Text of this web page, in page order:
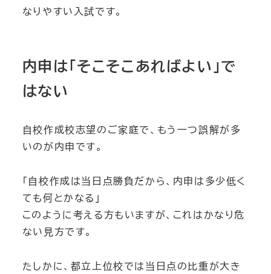
なりやすい入試です。
内申は「そこそこあればよい」で
はない
自校作成校志望のご家庭で、もう一つ誤解が多
いのが内申です。
「自校作成は当日点勝負だから、内申は多少低く
ても何とかなる」
このように考える方もいますが、これはかなり危
ない見方です。
たしかに、都立上位校では当日点の比重が大き